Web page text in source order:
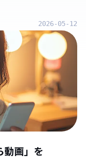
2026-05-12
動画」を